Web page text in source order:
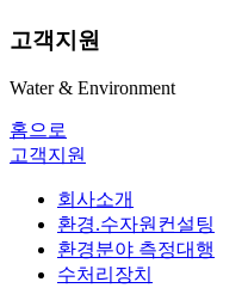
고객지원
Water & Environment
홈으로
고객지원
회사소개
환경.수자원컨설팅
환경분야 측정대행
수처리장치